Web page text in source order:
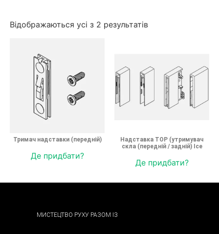
Відображаються усі з 2 результатів
Тримач надставки (передній)
Де придбати?
Надставка TOP (утримувач
скла (передній / задній) Ice
Де придбати?
МИСТЕЦТВО РУХУ РАЗОМ ІЗ